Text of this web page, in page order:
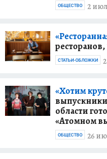
2
ОБЩЕСТВО
СТАТЬИ-ОБЛОЖКИ
«Хотим
области
«Атомном
26
ОБЩЕСТВО